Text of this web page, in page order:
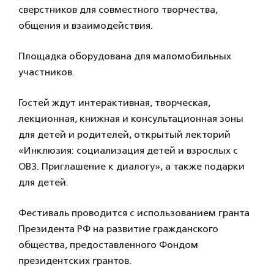
сверстников для совместного творчества,
общения и взаимодействия.
Площадка оборудована для маломобильных
участников.
Гостей ждут интерактивная, творческая,
лекционная, книжная и консультационная зоны
для детей и родителей, открытый лекторий
«Инклюзия: социализация детей и взрослых с
ОВЗ. Приглашение к диалогу», а также подарки
для детей.
Фестиваль проводится с использованием гранта
Президента РФ на развитие гражданского
общества, предоставленного Фондом
президентских грантов.